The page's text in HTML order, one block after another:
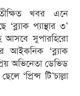
খবর এনে
প্যান্থার ৩’
আসবে সুপারহিরো
আইকনিক ‘ব্ল্যাক
অভিনেতা ডেভিড
‘প্রিন্স টি’চাল্লা